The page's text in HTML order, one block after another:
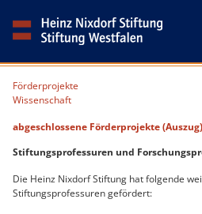
Förderprojekte
Wissenschaft
abgeschlossene Förderprojekte (Auszug)
Stiftungsprofessuren und
Die Heinz Nixdorf Stiftung hat folgende
Stiftungsprofessuren gefördert: